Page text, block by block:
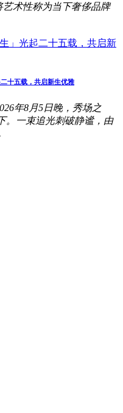
艺术性称为当下奢侈品牌
十五载，共启新生优雅
年8月5日晚，秀场之
。一束追光刺破静谧，由